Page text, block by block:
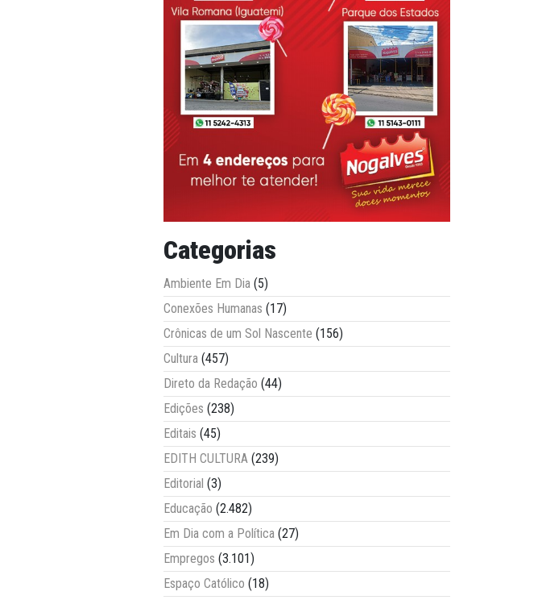
Categorias
Ambiente Em Dia (5)
Conexões Humanas (17)
Crônicas de um Sol Nascente (156)
Cultura (457)
Direto da Redação (44)
Edições (238)
Editais (45)
EDITH CULTURA (239)
Editorial (3)
Educação (2.482)
Em Dia com a Política (27)
Empregos (3.101)
Espaço Católico (18)